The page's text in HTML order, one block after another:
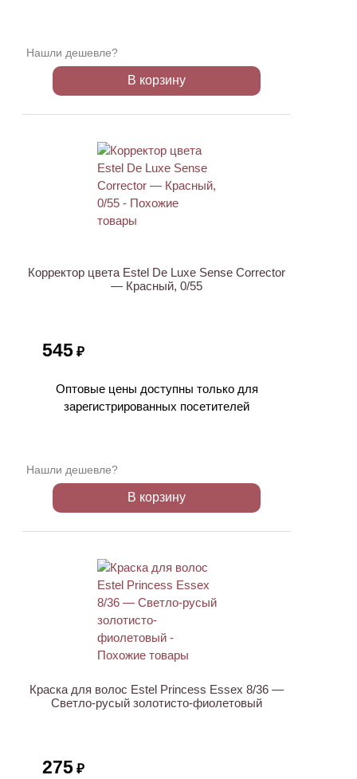
Нашли дешевле?
В корзину
Корректор цвета Estel De Luxe Sense Corrector
— Красный, 0/55
545 ₽
Оптовые цены доступны только для
зарегистрированных посетителей
Нашли дешевле?
В корзину
Краска для волос Estel Princess Essex 8/36 —
Светло-русый золотисто-фиолетовый
275 ₽